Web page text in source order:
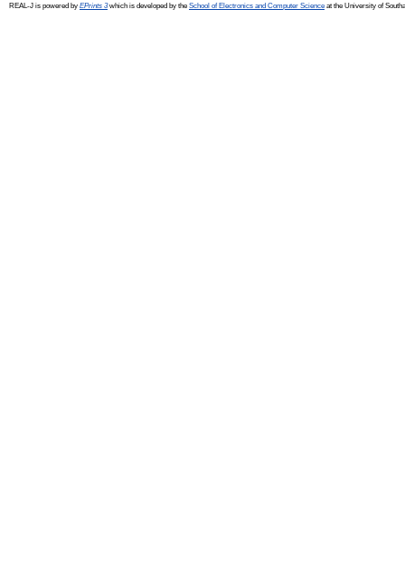
REAL-J is powered by EPrints 3which is developed by the School of Electronics and Computer Science at the University of